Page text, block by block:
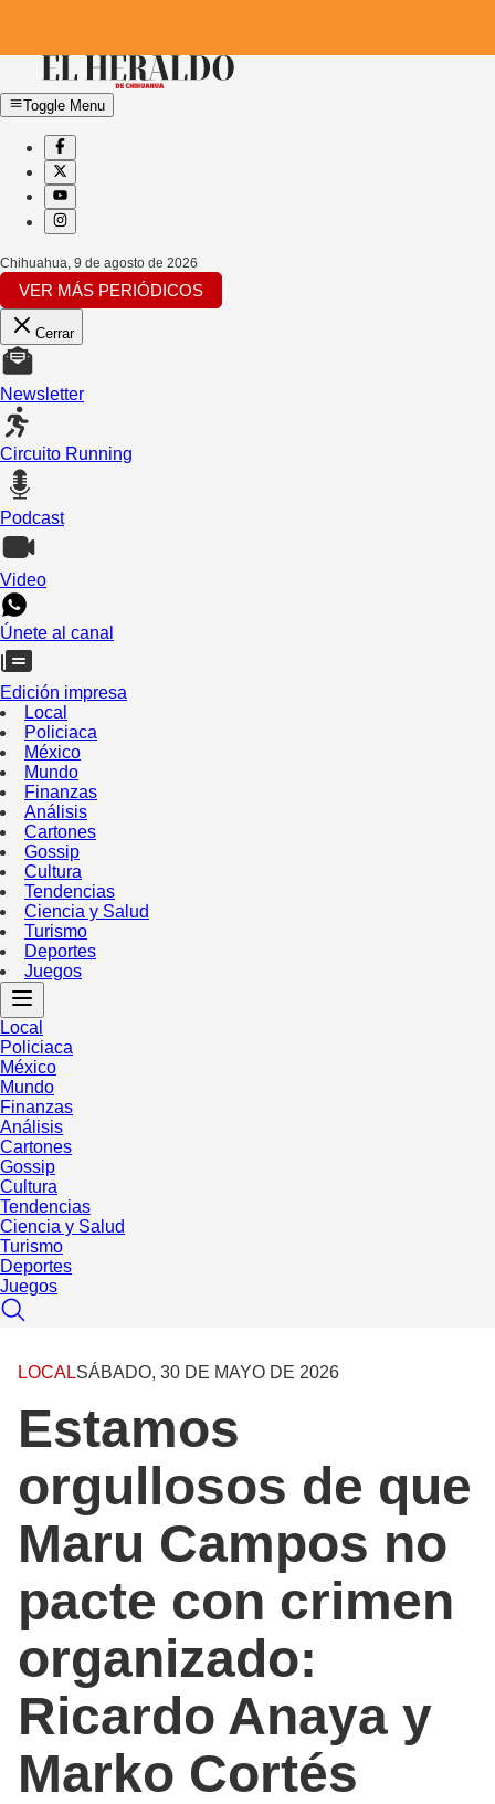
Toggle Menu
Chihuahua 9 de agosto de 2026
VER MÁS PERIÓDICOS
Cerrar
Newsletter
Circuito Running
Podcast
Video
Únete al canal
Edición impresa
Local
Policiaca
México
Mundo
Finanzas
Análisis
Cartones
Gossip
Cultura
Tendencias
Ciencia y Salud
Turismo
Deportes
Juegos
Local
Policiaca
México
Mundo
Finanzas
Análisis
Cartones
Gossip
Cultura
Tendencias
Ciencia y Salud
Turismo
Deportes
Juegos
LOCALSÁBADO, 30 DE MAYO DE 2026
Estamos
orgullosos de que
Maru Campos no
pacte con crimen
organizado:
Ricardo Anaya y
Marko Cortés